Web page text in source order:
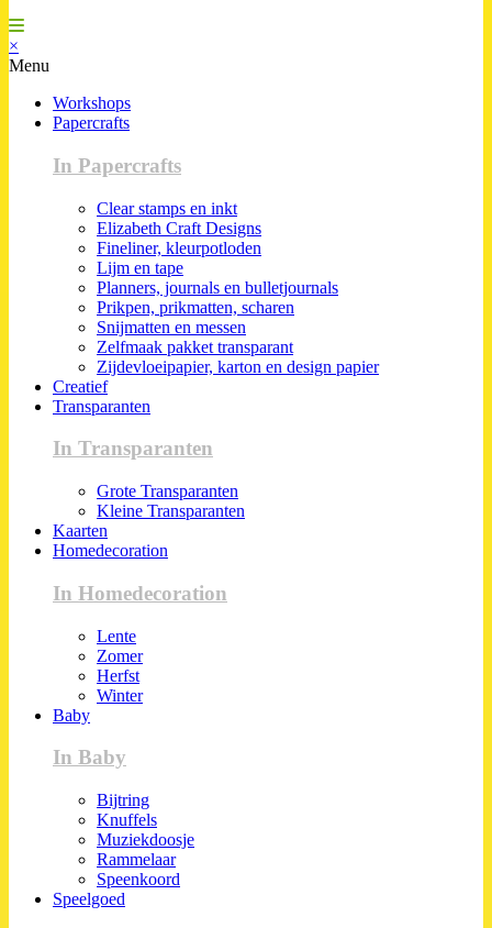
×
Menu
Workshops
Papercrafts
In Papercrafts
Clear stamps en inkt
Elizabeth Craft Designs
Fineliner, kleurpotloden
Lijm en tape
Planners, journals en bulletjournals
Prikpen, prikmatten, scharen
Snijmatten en messen
Zelfmaak pakket transparant
Zijdevloeipapier, karton en design papier
Creatief
Transparanten
In Transparanten
Grote Transparanten
Kleine Transparanten
Kaarten
Homedecoration
In Homedecoration
Lente
Zomer
Herfst
Winter
Baby
In Baby
Bijtring
Knuffels
Muziekdoosje
Rammelaar
Speenkoord
Speelgoed